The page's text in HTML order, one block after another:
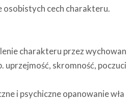
osobistych cech charakteru.
charakteru przez wychowan
uprzejmość, skromność, poczuci
i psychiczne opanowanie wła